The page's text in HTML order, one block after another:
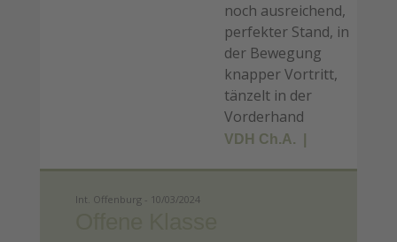
noch ausreichend,
perfekter Stand, in
der Bewegung
knapper Vortritt,
tänzelt in der
Vorderhand
VDH Ch.A.
Int. Offenburg - 10/03/2024